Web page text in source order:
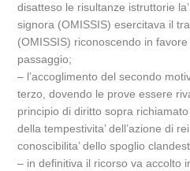
disatteso le risultanze istruttorie
signora (OMISSIS) esercitava il
(OMISSIS) riconoscendo in
passaggio;
– l’accoglimento del secondo
terzo, dovendo le prove essere
principio di diritto sopra
della tempestivita’ dell’azione di
conoscibilita’ dello spoglio
– in definitiva il ricorso va accolto